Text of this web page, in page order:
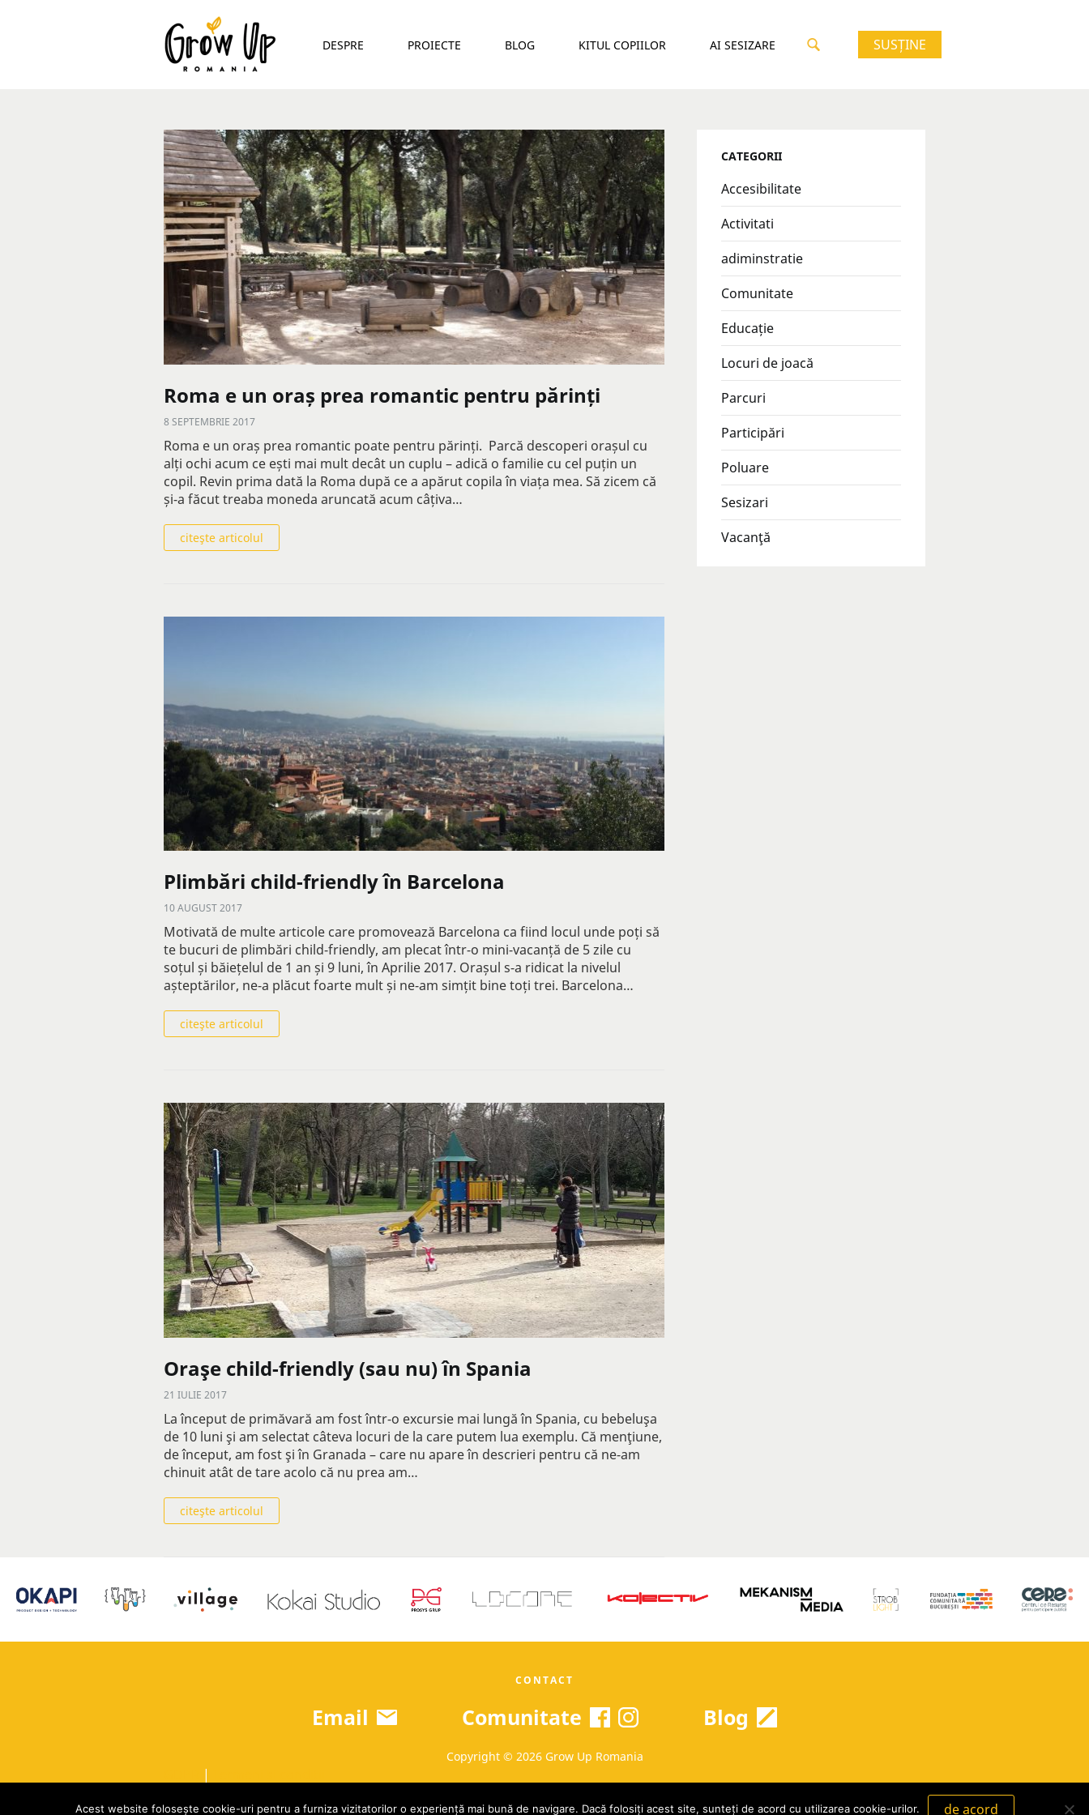
DESPRE PROIECTE BLOG KITUL COPIILOR AI SESIZARE SUSȚINE
Roma e un oraș prea romantic pentru părinți
8 SEPTEMBRIE 2017
Roma e un oraș prea romantic poate pentru părinți. Parcă descoperi orașul cu
alți ochi acum ce ești mai mult decât un cuplu – adică o familie cu cel puțin un
copil. Revin prima dată la Roma după ce a apărut copila în viața mea. Să zicem că
și-a făcut treaba moneda aruncată acum câțiva…
citeşte articolul
Plimbări child-friendly în Barcelona
10 AUGUST 2017
Motivată de multe articole care promovează Barcelona ca fiind locul unde poți să
te bucuri de plimbări child-friendly, am plecat într-o mini-vacanță de 5 zile cu
soțul și băiețelul de 1 an și 9 luni, în Aprilie 2017. Orașul s-a ridicat la nivelul
așteptărilor, ne-a plăcut foarte mult și ne-am simțit bine toți trei. Barcelona…
citeşte articolul
Oraşe child-friendly (sau nu) în Spania
21 IULIE 2017
La început de primăvară am fost într-o excursie mai lungă în Spania, cu bebeluşa
de 10 luni şi am selectat câteva locuri de la care putem lua exemplu. Că menţiune,
de început, am fost şi în Granada – care nu apare în descrieri pentru că ne-am
chinuit atât de tare acolo că nu prea am…
citeşte articolul
CATEGORII
Accesibilitate
Activitati
adiminstratie
Comunitate
Educație
Locuri de joacă
Parcuri
Participări
Poluare
Sesizari
Vacanţă
CONTACT
Email Comunitate Blog
Copyright © 2026 Grow Up Romania
|
Acest website folosește cookie-uri pentru a furniza vizitatorilor o experiență mai bună de navigare. Dacă folosiți acest site, sunteți de acord cu utilizarea cookie-urilor. de acord